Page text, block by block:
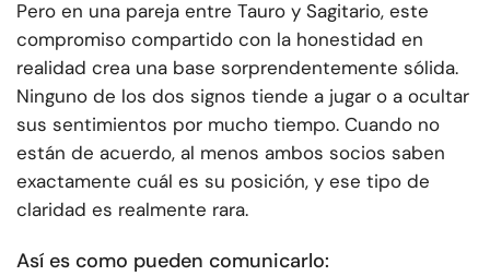
Pero en una pareja entre Tauro y Sagitario, este
compromiso compartido con la honestidad en
realidad crea una base sorprendentemente sólida.
Ninguno de los dos signos tiende a jugar o a ocultar
sus sentimientos por mucho tiempo. Cuando no
están de acuerdo, al menos ambos socios saben
exactamente cuál es su posición, y ese tipo de
claridad es realmente rara.
Así es como pueden comunicarlo: